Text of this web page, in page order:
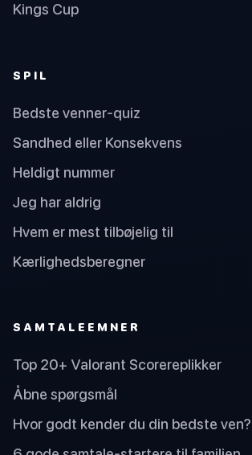
Kings Cup
SPIL
Bedste venner-quiz
Sandhed eller Konsekvens
Heldigt nummer
Jeg har aldrig
Hvem er mest tilbøjelig til
Kærlighedsberegner
SAMTALEEMNER
Top 20+ Valorant Scorereplikker
Åbne spørgsmål
Hvor godt kender du din bedste